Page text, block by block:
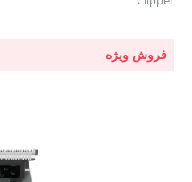
فروش ویژه